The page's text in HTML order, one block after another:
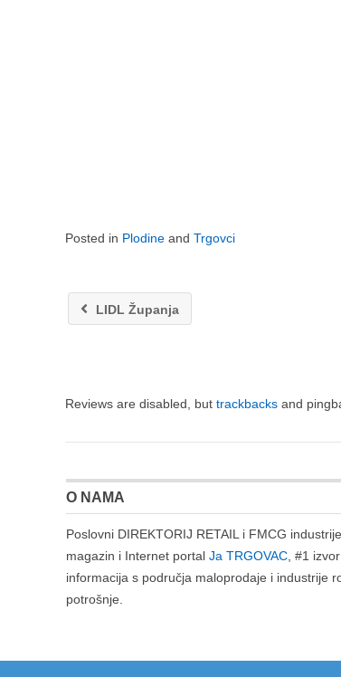
Posted in Plodine and Trgovci
LIDL Županja
Reviews are disabled, but trackbacks and
O NAMA
Poslovni DIREKTORIJ RETAIL i FMCG
magazin i Internet portalJa TRGOVAC , #1 izvor
informacija s područja maloprodaje i industrije
potrošnje.